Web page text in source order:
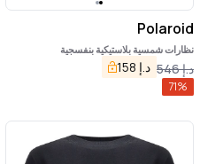
Polaroid
نظارات شمسية بلاستيكية بنفسجية
د.إ546 د.إ 158
71%